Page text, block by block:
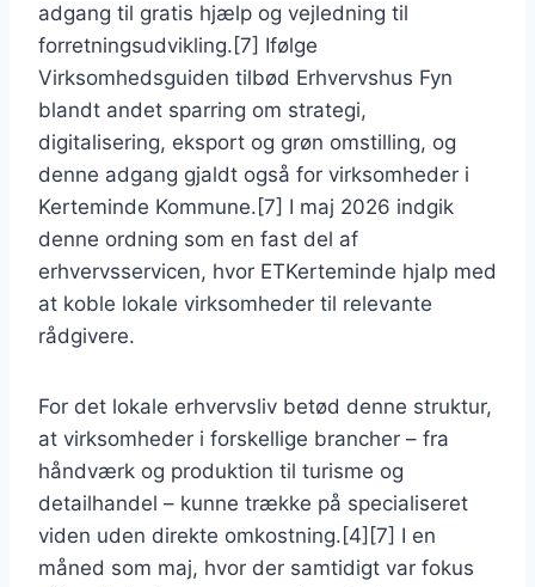
adgang til gratis hjælp og vejledning til
forretningsudvikling.[7] Ifølge
Virksomhedsguiden tilbød Erhvervshus Fyn
blandt andet sparring om strategi,
digitalisering, eksport og grøn omstilling, og
denne adgang gjaldt også for virksomheder i
Kerteminde Kommune.[7] I maj 2026 indgik
denne ordning som en fast del af
erhvervsservicen, hvor ETKerteminde hjalp med
at koble lokale virksomheder til relevante
rådgivere.
For det lokale erhvervsliv betød denne struktur,
at virksomheder i forskellige brancher – fra
håndværk og produktion til turisme og
detailhandel – kunne trække på specialiseret
viden uden direkte omkostning.[4][7] I en
måned som maj, hvor der samtidigt var fokus